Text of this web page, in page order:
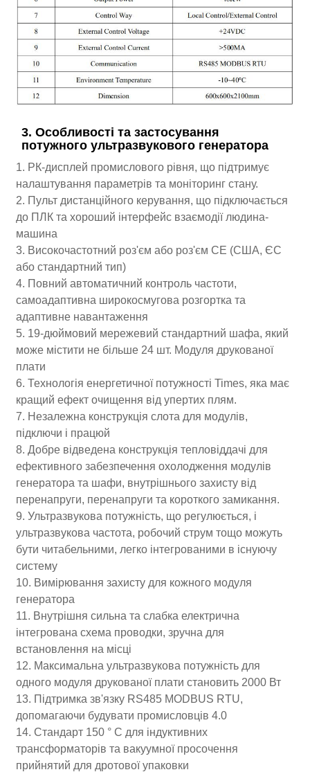
3. Особливості та застосування
потужного ультразвукового генератора
1. РК-дисплей промислового рівня, що підтримує
налаштування параметрів та моніторинг стану.
2. Пульт дистанційного керування, що підключається
до ПЛК та хороший інтерфейс взаємодії людина-
машина
3. Високочастотний роз'єм або роз'єм CE (США, ЄС
або стандартний тип)
4. Повний автоматичний контроль частоти,
самоадаптивна широкосмугова розгортка та
адаптивне навантаження
5. 19-дюймовий мережевий стандартний шафа, який
може містити не більше 24 шт. Модуля друкованої
плати
6. Технологія енергетичної потужності Times, яка має
кращий ефект очищення від упертих плям.
7. Незалежна конструкція слота для модулів,
підключи і працюй
8. Добре відведена конструкція тепловіддачі для
ефективного забезпечення охолодження модулів
генератора та шафи, внутрішнього захисту від
перенапруги, перенапруги та короткого замикання.
9. Ультразвукова потужність, що регулюється, і
ультразвукова частота, робочий струм тощо можуть
бути читабельними, легко інтегрованими в існуючу
систему
10. Вимірювання захисту для кожного модуля
генератора
11. Внутрішня сильна та слабка електрична
інтегрована схема проводки, зручна для
встановлення на місці
12. Максимальна ультразвукова потужність для
одного модуля друкованої плати становить 2000 Вт
13. Підтримка зв'язку RS485 MODBUS RTU,
допомагаючи будувати промисловців 4.0
14. Стандарт 150 ° C для індуктивних
трансформаторів та вакуумної просочення
прийнятий для дротової упаковки